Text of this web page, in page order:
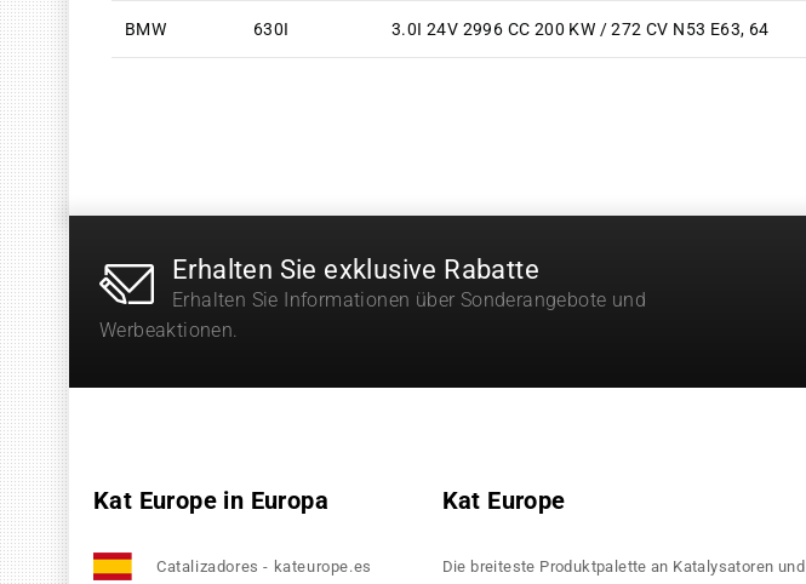
BMW 630I 3.0I 24V 2996 CC 200 KW / 272 CV N53 E63, 64
Erhalten Sie exklusive Rabatte
Erhalten Sie Informationen über Sonderangebote und
Werbeaktionen.
Kat Europe in Europa
Catalizadores - kateurope.es
Kat Europe
Die breiteste Produktpalette an Katalysatoren und